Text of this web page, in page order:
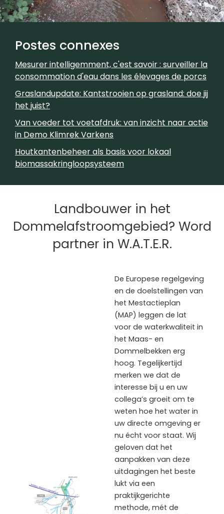
Postes connexes
Mesurer intelligemment, c'est savoir : surveiller la
consommation d'eau dans les élevages de porcs
Graslandupdate: Kantstrooien op grasland: doe jij
het juist?
Van voeder tot voetafdruk: van inzicht naar actie
in Demo Klimrek Varkens
Houtkantenbeheer als basis voor lokaal
biomassakringloopsysteem
Landbouwer in het
Dommelafstroomgebied? Word
partner in W.A.T.E.R.
De Europese regelgeving
en de doelstellingen van
het Mestactieplan
(MAP) leggen de lat
voor de waterkwaliteit in
het Maas- en
Dommelbekken erg
hoog. Tegelijkertijd
merken we dat de
interesse bij u en uw
collega’s groeit om te
weten hoe het water in
uw directe omgeving er
nu écht voor staat. Wij
geloven dat het
aanpakken van deze
uitdagingen het beste
lukt via een
praktijkgerichte
methode, mét de